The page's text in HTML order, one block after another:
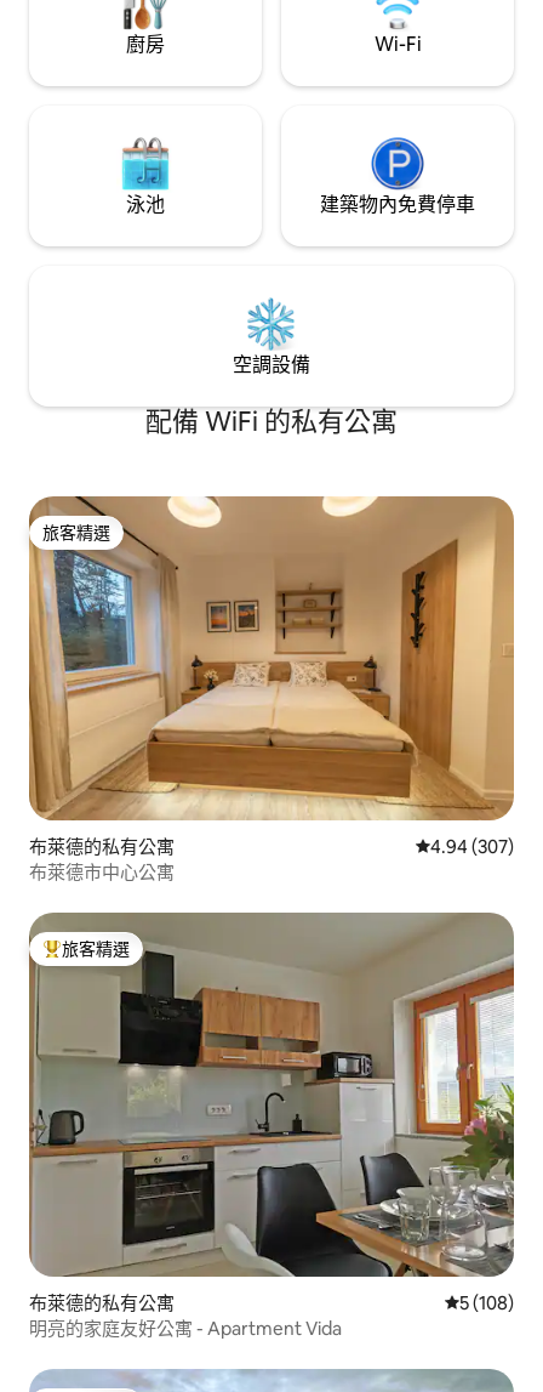
廚房 Wi-Fi
泳池 建築物內免費停車
空調設備
配備 WiFi 的私有公寓
旅客精選
旅客精選
布萊德的私有公寓 從 307 則評價
4.94 (307)
布萊德市中心公寓
旅客精選榜首
旅客精選
布萊德的私有公寓 從 108 則評
5 (108)
明亮的家庭友好公寓 - Apartment Vida